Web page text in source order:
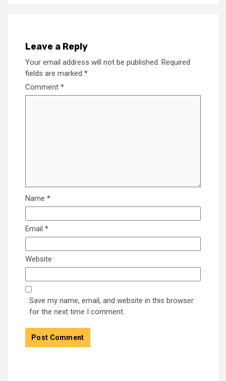
Leave a Reply
Your email address will not be published. Required
fields are marked *
Comment *
Name *
Email *
Website
Save my name, email, and website in this browser
for the next time I comment.